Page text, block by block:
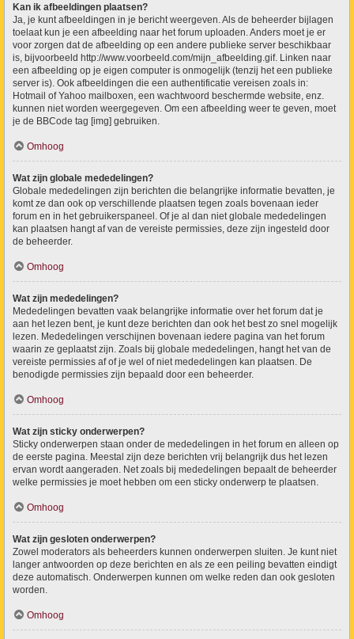
Kan ik afbeeldingen plaatsen?
Ja, je kunt afbeeldingen in je bericht weergeven. Als de beheerder bijlagen
toelaat kun je een afbeelding naar het forum uploaden. Anders moet je er
voor zorgen dat de afbeelding op een andere publieke server beschikbaar
is, bijvoorbeeld http://www.voorbeeld.com/mijn_afbeelding.gif. Linken naar
een afbeelding op je eigen computer is onmogelijk (tenzij het een publieke
server is). Ook afbeeldingen die een authentificatie vereisen zoals in:
Hotmail of Yahoo mailboxen, een wachtwoord beschermde website, enz.
kunnen niet worden weergegeven. Om een afbeelding weer te geven, moet
je de BBCode tag [img] gebruiken.
Omhoog
Wat zijn globale mededelingen?
Globale mededelingen zijn berichten die belangrijke informatie bevatten, je
komt ze dan ook op verschillende plaatsen tegen zoals bovenaan ieder
forum en in het gebruikerspaneel. Of je al dan niet globale mededelingen
kan plaatsen hangt af van de vereiste permissies, deze zijn ingesteld door
de beheerder.
Omhoog
Wat zijn mededelingen?
Mededelingen bevatten vaak belangrijke informatie over het forum dat je
aan het lezen bent, je kunt deze berichten dan ook het best zo snel mogelijk
lezen. Mededelingen verschijnen bovenaan iedere pagina van het forum
waarin ze geplaatst zijn. Zoals bij globale mededelingen, hangt het van de
vereiste permissies af of je wel of niet mededelingen kan plaatsen. De
benodigde permissies zijn bepaald door een beheerder.
Omhoog
Wat zijn sticky onderwerpen?
Sticky onderwerpen staan onder de mededelingen in het forum en alleen op
de eerste pagina. Meestal zijn deze berichten vrij belangrijk dus het lezen
ervan wordt aangeraden. Net zoals bij mededelingen bepaalt de beheerder
welke permissies je moet hebben om een sticky onderwerp te plaatsen.
Omhoog
Wat zijn gesloten onderwerpen?
Zowel moderators als beheerders kunnen onderwerpen sluiten. Je kunt niet
langer antwoorden op deze berichten en als ze een peiling bevatten eindigt
deze automatisch. Onderwerpen kunnen om welke reden dan ook gesloten
worden.
Omhoog